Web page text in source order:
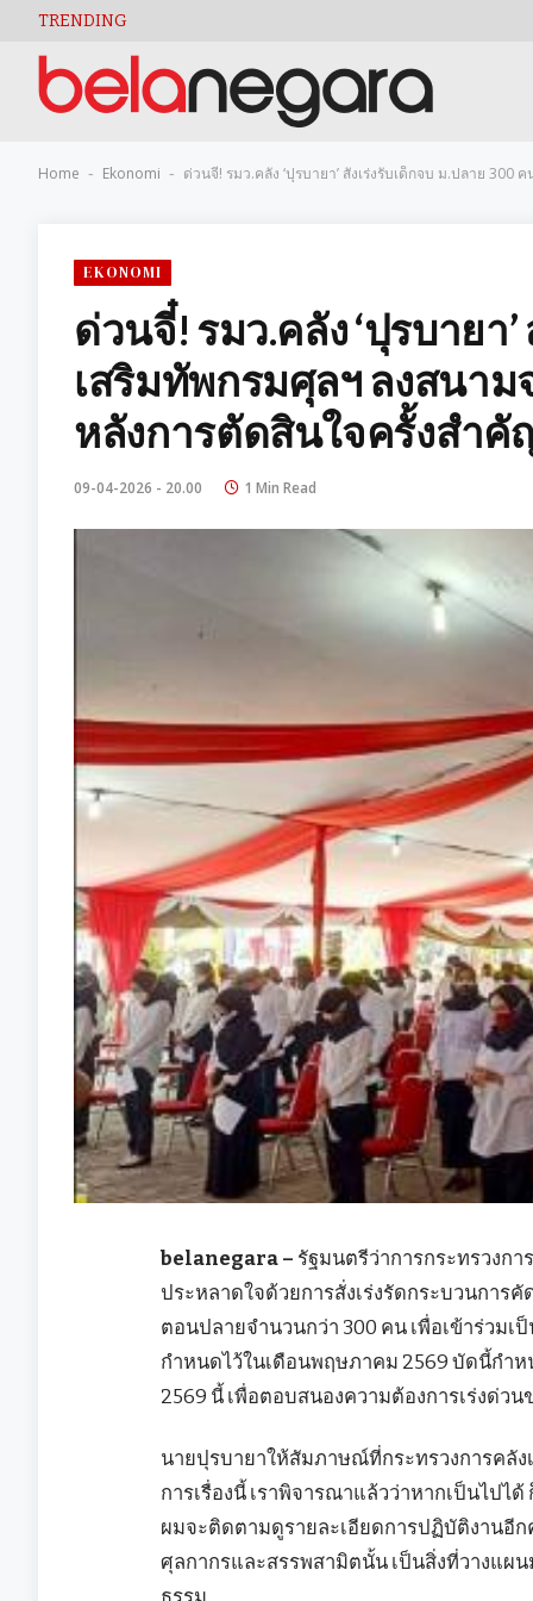
TRENDING
Home - Ekonomi - ด่วนจี๋! รมว.คลัง ‘ปุรบายา’ สั่งเร่งรับเด็กจบ ม.ปลาย
EKONOMI
ด่วนจี๋! รมว.คลัง ‘ปุรบายา
เสริมทัพกรมศุลฯ ลงสนาม
หลังการตัดสินใจครั้งสำคั
09-04-2026 - 20.00 1 Min Read
belanegara – รัฐมนตรีว่าการกระทรวงก
ประหลาดใจด้วยการสั่งเร่งรัดกระบวนกา
ตอนปลายจำนวนกว่า 300 คน เพื่อเข้าร่วม
กำหนดไว้ในเดือนพฤษภาคม 2569 บัดนี้กำ
2569 นี้ เพื่อตอบสนองความต้องการเร่งด่วน
นายปุรบายาให้สัมภาษณ์ที่กระทรวงการคลัง
การเรื่องนี้ เราพิจารณาแล้วว่าหากเป็นไปไ
ผมจะติดตามดูรายละเอียดการปฏิบัติงานอีก
ศุลกากรและสรรพสามิตนั้น เป็นสิ่งที่วางแผ